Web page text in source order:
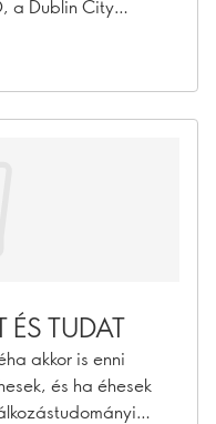
a Dublin City
ÉS TUDAT
akkor is enni
és ha éhesek